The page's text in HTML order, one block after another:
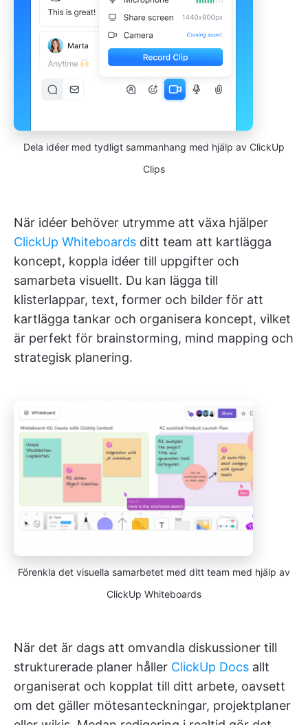
Dela idéer med tydligt sammanhang med hjälp av ClickUp
Clips
När idéer behöver utrymme att växa hjälper
ClickUp Whiteboards ditt team att kartlägga
koncept, koppla idéer till uppgifter och
samarbeta visuellt. Du kan lägga till
klisterlappar, text, former och bilder för att
kartlägga tankar och organisera koncept, vilket
är perfekt för brainstorming, mind mapping och
strategisk planering.
Förenkla det visuella samarbetet med ditt team med hjälp av
ClickUp Whiteboards
När det är dags att omvandla diskussioner till
strukturerade planer håller ClickUp Docs allt
organiserat och kopplat till ditt arbete, oavsett
om det gäller mötesanteckningar, projektplaner